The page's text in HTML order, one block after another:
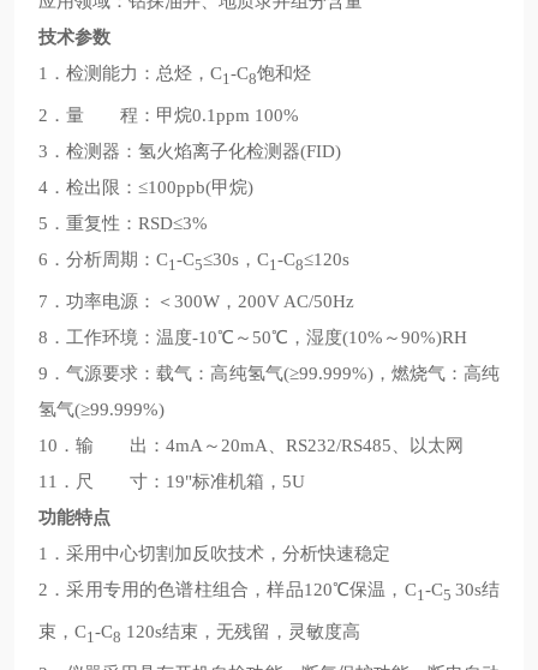
技术参数
1．检测能力：总烃，C1-C8饱和烃
2．量 程：甲烷0.1ppm 100%
3．检测器：氢火焰离子化检测器(FID)
4．检出限：≤100ppb(甲烷)
5．重复性：RSD≤3%
6．分析周期：C1-C5≤30s，C1-C8≤120s
7．功率电源：＜300W，200V AC/50Hz
8．工作环境：温度-10℃～50℃，湿度(10%～90%)RH
9．气源要求：载气：高纯氢气(≥99.999%)，燃烧气：高纯
氢气(≥99.999%)
10．输 出：4mA～20mA、RS232/RS485、以太网
11．尺 寸：19"标准机箱，5U
功能特点
1．采用中心切割加反吹技术，分析快速稳定
2．采用专用的色谱柱组合，样品120℃保温，C1-C5 30s结
束，C1-C8 120s结束，无残留，灵敏度高